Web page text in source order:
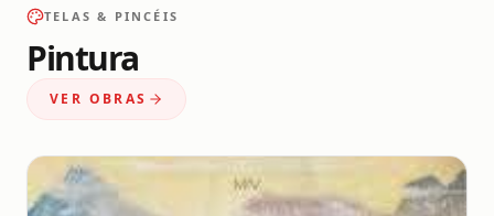
TELAS & PINCÉIS
Pintura
VER OBRAS